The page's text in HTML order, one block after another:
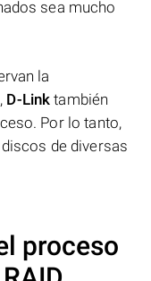
sea mucho
la
D-Link también
Por lo tanto,
de diversas
proceso